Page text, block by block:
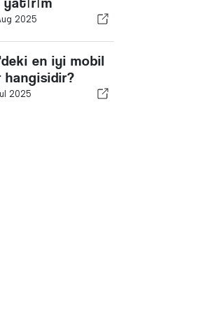
2025
en iyi mobil
2025